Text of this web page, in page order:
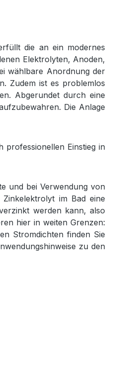
die an ein modernes
Elektrolyten, Anoden,
wählbare Anordnung der
Zudem ist es problemlos
Abgerundet durch eine
Die Anlage
professionellen Einstieg in
und bei Verwendung von
im Bad eine
werden kann, also
hier in weiten Grenzen:
Stromdichten finden Sie
zu den